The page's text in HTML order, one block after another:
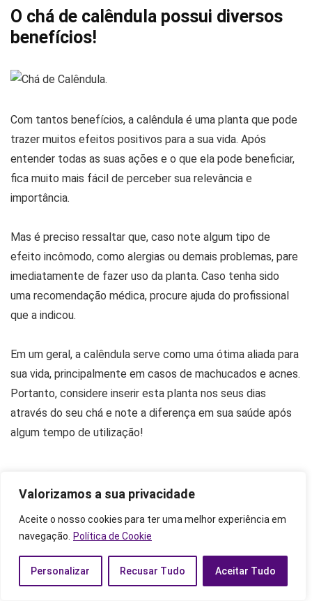
Valorizamos a sua privacidade
Aceite o nosso cookies para ter uma melhor experiência em
navegação.
Política de Cookie
Personalizar Recusar Tudo Aceitar Tudo
O chá de calêndula possui diversos
benefícios!
Com tantos benefícios, a calêndula é uma planta que pode
trazer muitos efeitos positivos para a sua vida. Após
entender todas as suas ações e o que ela pode beneficiar,
fica muito mais fácil de perceber sua relevância e
importância.
Mas é preciso ressaltar que, caso note algum tipo de
efeito incômodo, como alergias ou demais problemas, pare
imediatamente de fazer uso da planta. Caso tenha sido
uma recomendação médica, procure ajuda do profissional
que a indicou.
Em um geral, a calêndula serve como uma ótima aliada para
sua vida, principalmente em casos de machucados e acnes.
Portanto, considere inserir esta planta nos seus dias
através do seu chá e note a diferença em sua saúde após
algum tempo de utilização!
Equipe
Astros Zen